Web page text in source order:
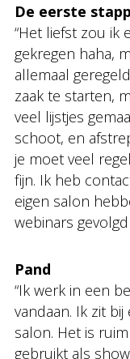
De eerste
“Het liefst zou ik
gekregen haha,
allemaal
zaak te starten,
veel lijstjes
schoot, en
je moet veel
fijn. Ik heb
eigen salon
webinars
Pand
“Ik werk in een
vandaan. Ik zit
salon. Het is
gebruikt als